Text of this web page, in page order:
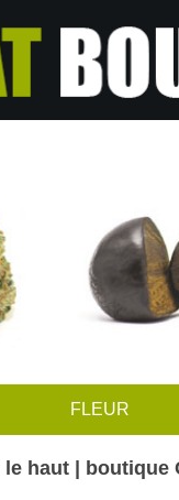
FLEUR
haut | boutique